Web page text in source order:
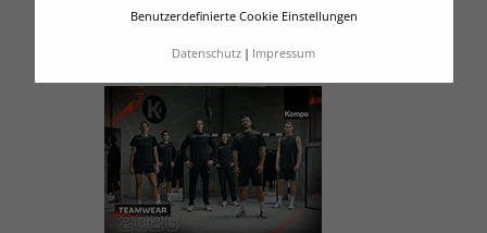
Benutzerdefinierte Cookie Einstellungen
Datenschutz Impressum